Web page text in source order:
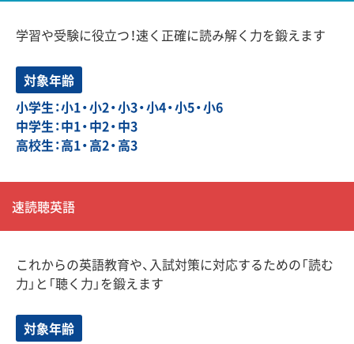
学習や受験に役立つ！速く正確に読み解く力を鍛えます
対象年齢
小学生：小1・小2・小3・小4・小5・小6
中学生：中1・中2・中3
高校生：高1・高2・高3
速読聴英語
これからの英語教育や、入試対策に対応するための「読む
力」と「聴く力」を鍛えます
対象年齢